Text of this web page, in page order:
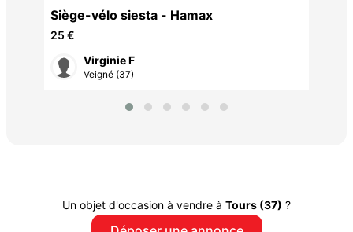
Siège-vélo siesta - Hamax
25 €
Virginie F
Veigné (37)
Un objet d'occasion à vendre à Tours (37) ?